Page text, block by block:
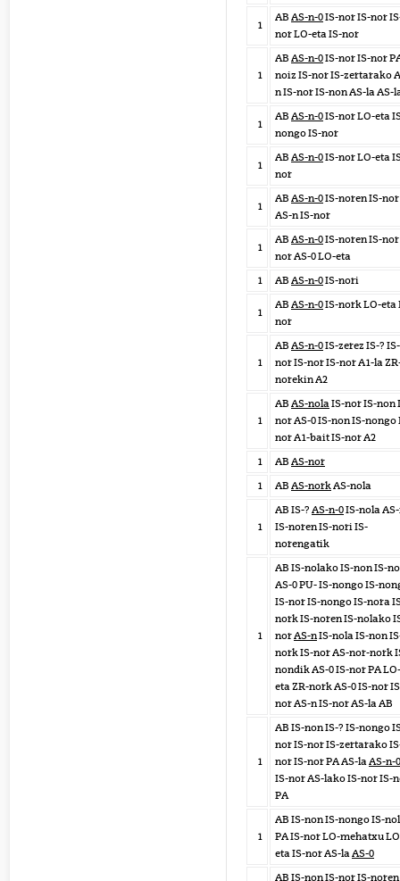
1
AB AS-n-0IS-nor IS-nor
nor LO-eta IS-nor
1
AB AS-n-0IS-nor IS-nor
noiz IS-nor IS-zertarako
n IS-nor IS-non AS-la AS-
1
AB AS-n-0IS-nor LO-eta
nongo IS-nor
1
AB AS-n-0IS-nor LO-eta
nor
1
AB AS-n-0IS-noren IS-nor
AS-n IS-nor
1
AB AS-n-0IS-noren IS-nor
nor AS-0 LO-eta
1
AB AS-n-0IS-nori
1
AB AS-n-0IS-nork LO-eta
nor
1
AB AS-n-0IS-zerez IS-? IS-
nor IS-nor IS-nor A1-la
norekin A2
1
AB AS-nolaIS-nor IS-non
nor AS-0 IS-non IS-nongo
nor A1-bait IS-nor A2
1
AB AS-nor
1
AB AS-norkAS-nola
1
AB IS-? AS-n-0IS-nola
IS-noren IS-nori IS-
norengatik
1
AB IS-nolako IS-non IS-
AS-0 PU- IS-nongo IS-
IS-nor IS-nongo IS-nora
nork IS-noren IS-nolako
norAS-nIS-nola IS-non
nork IS-nor AS-nor-nork
nondik AS-0 IS-nor PA LO-
eta ZR-nork AS-0 IS-nor
nor AS-n IS-nor AS-la AB
1
AB IS-non IS-? IS-nongo
nor IS-nor IS-zertarako
nor IS-nor PA AS-laAS-n-0
IS-nor AS-lako IS-nor IS-
PA
1
AB IS-non IS-nongo IS-
PA IS-nor LO-mehatxu
eta IS-nor AS-laAS-0
AB IS-non IS-nor IS-noren